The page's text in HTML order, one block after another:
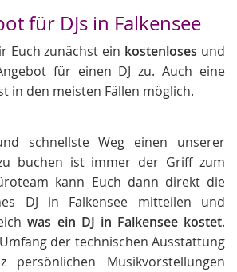
für DJs in Falkensee
Euch zunächst ein kostenloses und
für einen DJ zu. Auch eine
in den meisten Fällen möglich.
schnellste Weg einen unserer
zu buchen ist immer der Griff zum
kann Euch dann direkt die
DJ in Falkensee mitteilen und
was ein DJ in Falkensee kostet.
der technischen Ausstattung
persönlichen Musikvorstellungen